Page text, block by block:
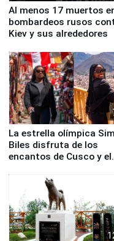
Al menos 17 muertos
bombardeos rusos
Kiev y sus alrededores
La estrella olímpica
Biles disfruta de los
encantos de Cusco y el